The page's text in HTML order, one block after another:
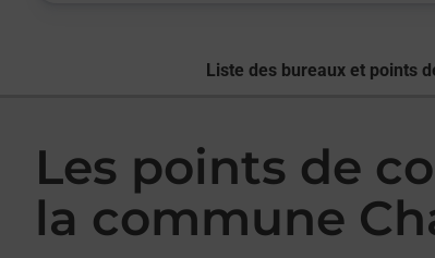
Liste des bureaux et points
Les points de
la commune